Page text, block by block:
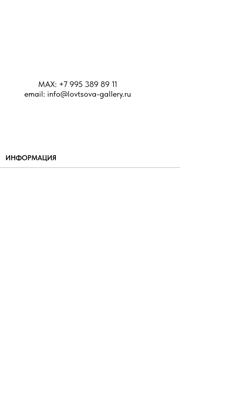
MAX: +7 995 389 89 11
email: info@lovtsova-gallery.ru
ИНФОРМАЦИЯ